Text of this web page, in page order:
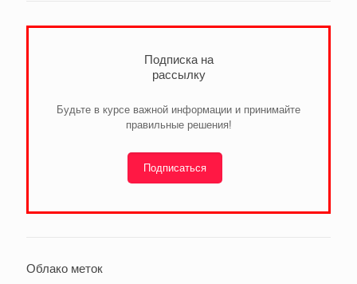
Подписка на
рассылку
Будьте в курсе важной информации и принимайте
правильные решения!
Подписаться
Облако меток